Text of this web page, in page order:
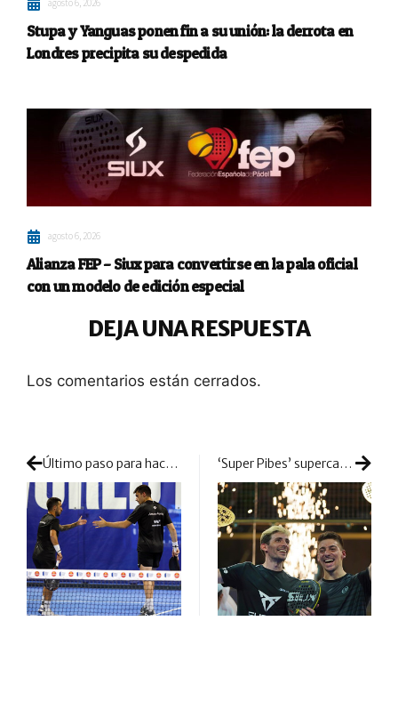
agosto 6, 2026
Stupa y Yanguas ponen fin a su unión: la derrota en
Londres precipita su despedida
agosto 6, 2026
Alianza FEP – Siux para convertirse en la pala oficial
con un modelo de edición especial
DEJA UNA RESPUESTA
Los comentarios están cerrados.
Último paso para hacer las maletas a Paraguay: todo se decide en cuatro intensos partidos ‘Super Pibes’ supercampeones: Stupa y Di Nenno se elevan en Catar con un juego completo y efectivo